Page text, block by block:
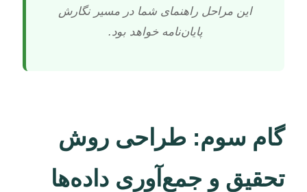
این مراحل راهنمای شما در مسیر نگارش
پایان‌نامه خواهد بود.
گام سوم: طراحی روش
تحقیق و جمع‌آوری داده‌ها